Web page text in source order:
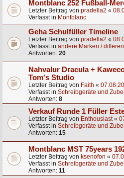
Montblanc 252 Fußball-
Letzter Beitrag von pradella2 «
Verfasst in Montblanc
Geha Schulfüller Timeline
Letzter Beitrag von pradella2 «
Verfasst in andere Marken /
Antworten: 20
Nahvalur Dracula +
Tom's Studio
Letzter Beitrag von Faith «
Verfasst in Schreibgeräte und
Antworten: 8
Verkauf Runde 1 Füller
Letzter Beitrag von Enthousiast«
Verfasst in Schreibgeräte und
Antworten: 15
Montblanc MST 75years
Letzter Beitrag von ksenofon «
Verfasst in Schreibgeräte und
Antworten: 11